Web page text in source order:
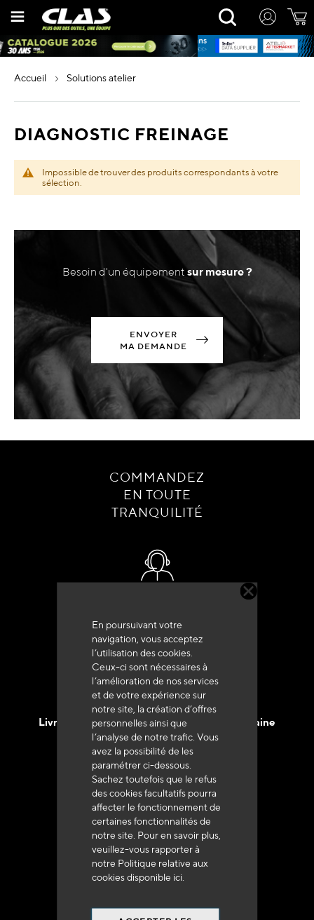
En poursuivant votre
navigation, vous acceptez
l’utilisation des cookies.
Ceux-ci sont nécessaires à
l’amélioration de nos services
et de votre expérience sur
notre site, la création d’offres
personnelles ainsi que
l’analyse de notre trafic. Vous
avez la possibilité de les
paramétrer ci-dessous.
Sachez toutefois que le refus
des cookies facultatifs pourra
affecter le fonctionnement de
certaines fonctionnalités de
notre site. Pour en savoir plus,
veuillez-vous rapporter à
notre Politique relative aux
cookies disponible ici
Rechercher
accueil solutions atelier
DIAGNOSTIC FREINAGE
Impossible de trouver des produits correspondants à votre
sélection.
Besoin d'un équipement sur mesure ?
ENVOYER
MA DEMANDE
COMMANDEZ
EN TOUTE
TRANQUILITÉ
+33 (0)4 79 72 62 22 Taper 1
Livraison en 48h à 72h en France Métropolitaine
Franco de port
à 250 euros*